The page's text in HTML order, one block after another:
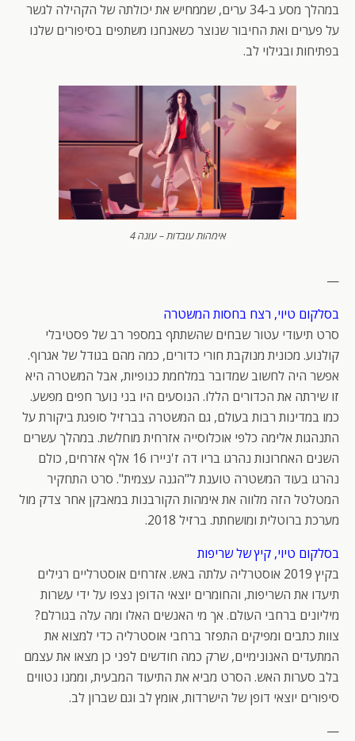
במהלך מסע ב-34 ערים, שממחיש את יכולתה של הקהילה לגשר
על פערים ואת החיבור שנוצר כשאנחנו משתפים בסיפורים שלנו
בפתיחות ובגילוי לב.
אימהות עובדות – עונה 4
—
בסלקום טיוי, רצח בחסות המשטרה
סרט תיעודי עטור שבחים שהשתתף במספר רב של פסטיבלי
קולנוע. מכונית מנוקבת חורי כדורים, כמה מהם בגודל של אגרוף.
אפשר היה לחשוב שמדובר במלחמת כנופיות, אבל המשטרה היא
זו שירתה את הכדורים הללו. הנוסעים היו בני נוער חפים מפשע.
כמו במדינות רבות בעולם, גם המשטרה בברזיל סופגת ביקורת על
התנהגות אלימה כלפי אוכלוסייה אזרחית מוחלשת. במהלך עשרים
השנים האחרונות נהרגו בריו דה ז'ניירו 16 אלף אזרחים, כולם
נהרגו בעוד המשטרה טוענת ל"הגנה עצמית". סרט התחקיר
המטלטל הזה מלווה את אימהות הקורבנות במאבקן אחר צדק מול
מערכת ברוטלית ומושחתת. ברזיל 2018.
בסלקום טיוי, קיץ של שריפות
בקיץ 2019 אוסטרליה עלתה באש. אזרחים אוסטרליים רגילים
תיעדו את השריפות, והחומרים יוצאי הדופן נצפו על ידי עשרות
מיליונים ברחבי העולם. אך מי האנשים האלו ומה עלה בגורלם?
צוות כתבים ומפיקים התפזר ברחבי אוסטרליה כדי למצוא את
המתעדים האנונימיים, שרק כמה חודשים לפני כן מצאו את עצמם
בלב סערות האש. הסרט מביא את התיעוד המבעית, וממנו נטווים
סיפורים יוצאי דופן של הישרדות, אומץ לב וגם שברון לב.
—